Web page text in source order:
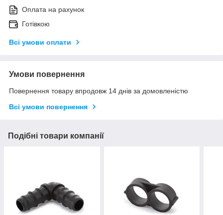
Оплата на рахунок
Готівкою
Всі умови оплати
Умови повернення
Повернення товару впродовж 14 днів за домовленістю
Всі умови повернення
Подібні товари компанії